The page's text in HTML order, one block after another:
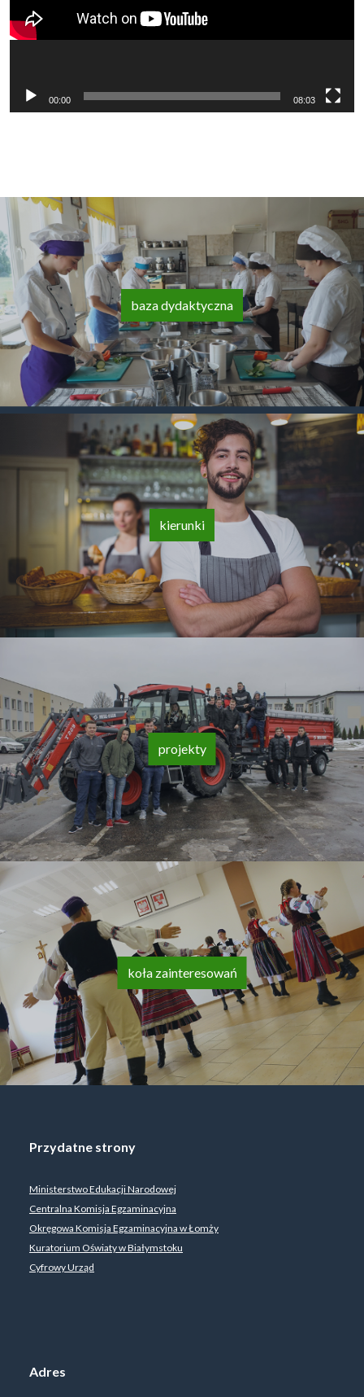
00:00 08:03
baza dydaktyczna
kierunki
projekty
koła zainteresowań
Przydatne strony
Ministerstwo Edukacji Narodowej
Centralna Komisja Egzaminacyjna
Okręgowa Komisja Egzaminacyjna w Łomży
Kuratorium Oświaty w Białymstoku
Cyfrowy Urząd
Adres